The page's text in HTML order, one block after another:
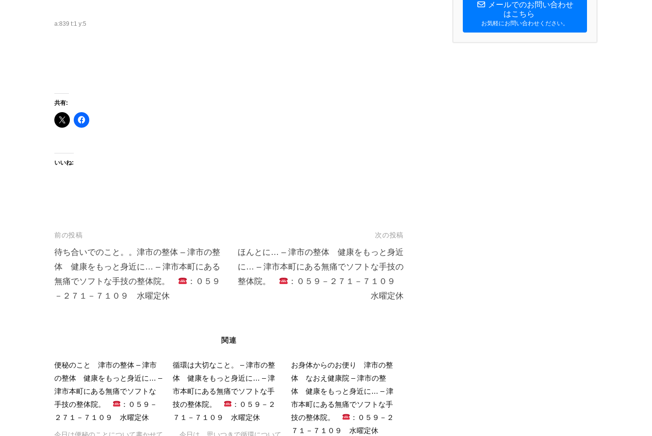
a:839 t:1 y:5
共有:
いいね:
投
稿
ナ
ビ
ゲ
ン
前の投稿
待ち合いでのこと。。津市の整体 – 津市の整
体 健康をもっと身近に… – 津市本町にある
無痛でソフトな手技の整体院。
：０５９
－２７１－７１０９ 水曜定休
次の投稿
ほんとに… – 津市の整体 健康をもっと身近
に… – 津市本町にある無痛でソフトな手技の
整体院。
：０５９－２７１－７１０９
水曜定休
関連
便秘のこと 津市の整体 – 津市
の整体 健康をもっと身近に… –
津市本町にある無痛でソフトな
手技の整体院。
：０５９－
２７１－７１０９ 水曜定休
循環は大切なこと。 – 津市の整
体 健康をもっと身近に… – 津
市本町にある無痛でソフトな手
技の整体院。
：０５９－２
７１－７１０９ 水曜定休
お身体からのお便り 津市の整
体 なおえ健康院 – 津市の整
体 健康をもっと身近に… – 津
市本町にある無痛でソフトな手
技の整体院。
：０５９－２
７１－７１０９ 水曜定休
メールでのお問い合わせ
はこちら
お気軽にお問い合わせください。